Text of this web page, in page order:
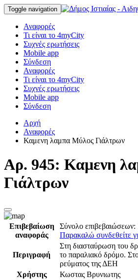
Toggle navigation
Αναφορές
Τι είναι το 4myCity
Συχνές ερωτήσεις
Mobile app
Σύνδεση
Αναφορές
Τι είναι το 4myCity
Συχνές ερωτήσεις
Mobile app
Σύνδεση
Αρχή
Αναφορές
Καμενη λαμπα Μύλος Γιάλτρων
Αρ. 945: Καμενη
Γιάλτρων
Επιβεβαίωση
αναφοράς
Σύνολο επιβεβαιώσεων:
Παρακαλώ συνδεθείτε
Περιγραφή
Στη διασταύρωση του
το παραλιακό δρόμο.
ρεύματος της ΔΕΗ
Χρήστης
Κωστας Βρυνιωτης